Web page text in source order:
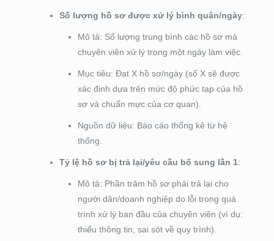
Số lượng hồ sơ được xử lý bình quân/ngày:
Mô tả: Số lượng trung bình các hồ sơ mà
chuyên viên xử lý trong một ngày làm việc.
Mục tiêu: Đạt X hồ sơ/ngày (số X sẽ được
xác định dựa trên mức độ phức tạp của hồ
sơ và chuẩn mực của cơ quan).
Nguồn dữ liệu: Báo cáo thống kê từ hệ
thống.
Tỷ lệ hồ sơ bị trả lại/yêu cầu bổ sung lần 1:
Mô tả: Phần trăm hồ sơ phải trả lại cho
người dân/doanh nghiệp do lỗi trong quá
trình xử lý ban đầu của chuyên viên (ví dụ:
thiếu thông tin, sai sót về quy trình).